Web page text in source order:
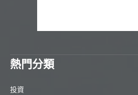
熱門分類
投資